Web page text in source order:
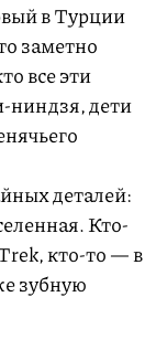
в Турции
заметно
все эти
ниндзя, дети
деталей:
Кто-
кто-то — в
зубную